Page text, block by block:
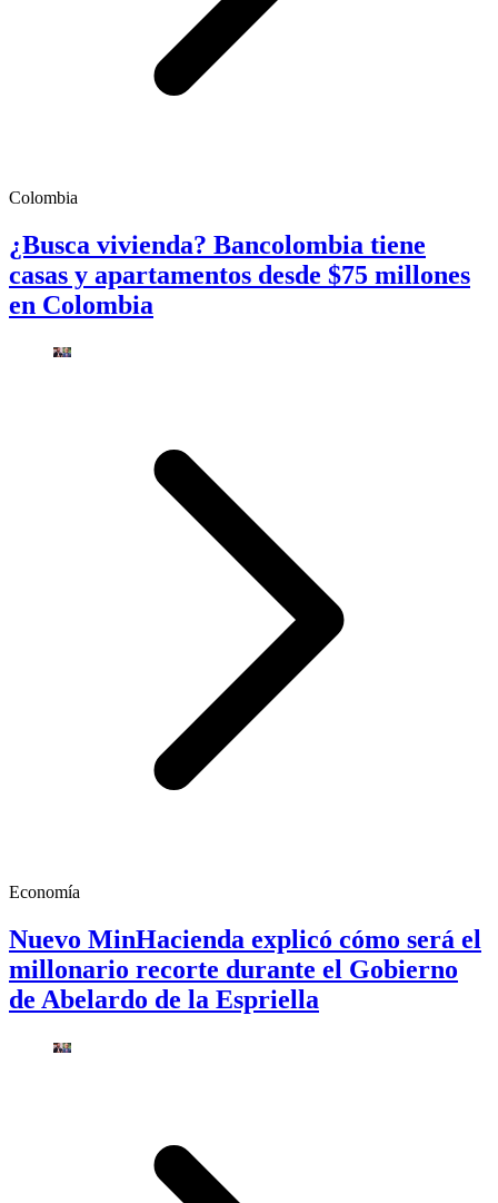
Colombia
¿Busca vivienda? Bancolombia tiene
casas y apartamentos desde $75 millones
en Colombia
Economía
Nuevo MinHacienda explicó cómo será el
millonario recorte durante el Gobierno
de Abelardo de la Espriella